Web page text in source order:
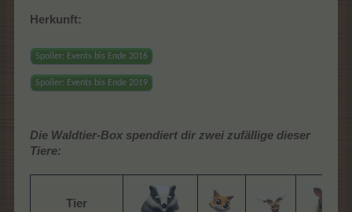
Herkunft:
Spoiler: Events bis Ende 2016
Spoiler: Events bis Ende 2019
Die Waldtier-Box spendiert dir zwei zufällige dieser
Tiere:
Tier